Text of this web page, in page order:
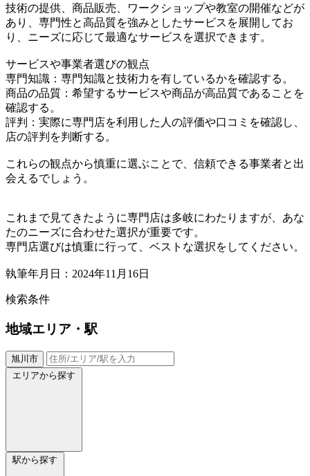
技術の提供、商品販売、ワークショップや教室の開催などが
あり、専門性と高品質を強みとしたサービスを展開してお
り、ニーズに応じて最適なサービスを選択できます。
サービスや事業者選びの観点
専門知識：専門知識と技術力を有しているかを確認する。
商品の品質：希望するサービスや商品が高品質であることを
確認する。
評判：実際に専門店を利用した人の評価や口コミを確認し、
店の評判を判断する。
これらの観点から慎重に選ぶことで、信頼できる事業者と出
会えるでしょう。
これまで見てきたように専門店は多岐にわたりますが、あな
たのニーズに合わせた選択が重要です。
専門店選びは慎重に行って、ベストな選択をしてください。
執筆年月日：2024年11月16日
検索条件
地域エリア・駅
旭川市
エリアから探す
駅から探す